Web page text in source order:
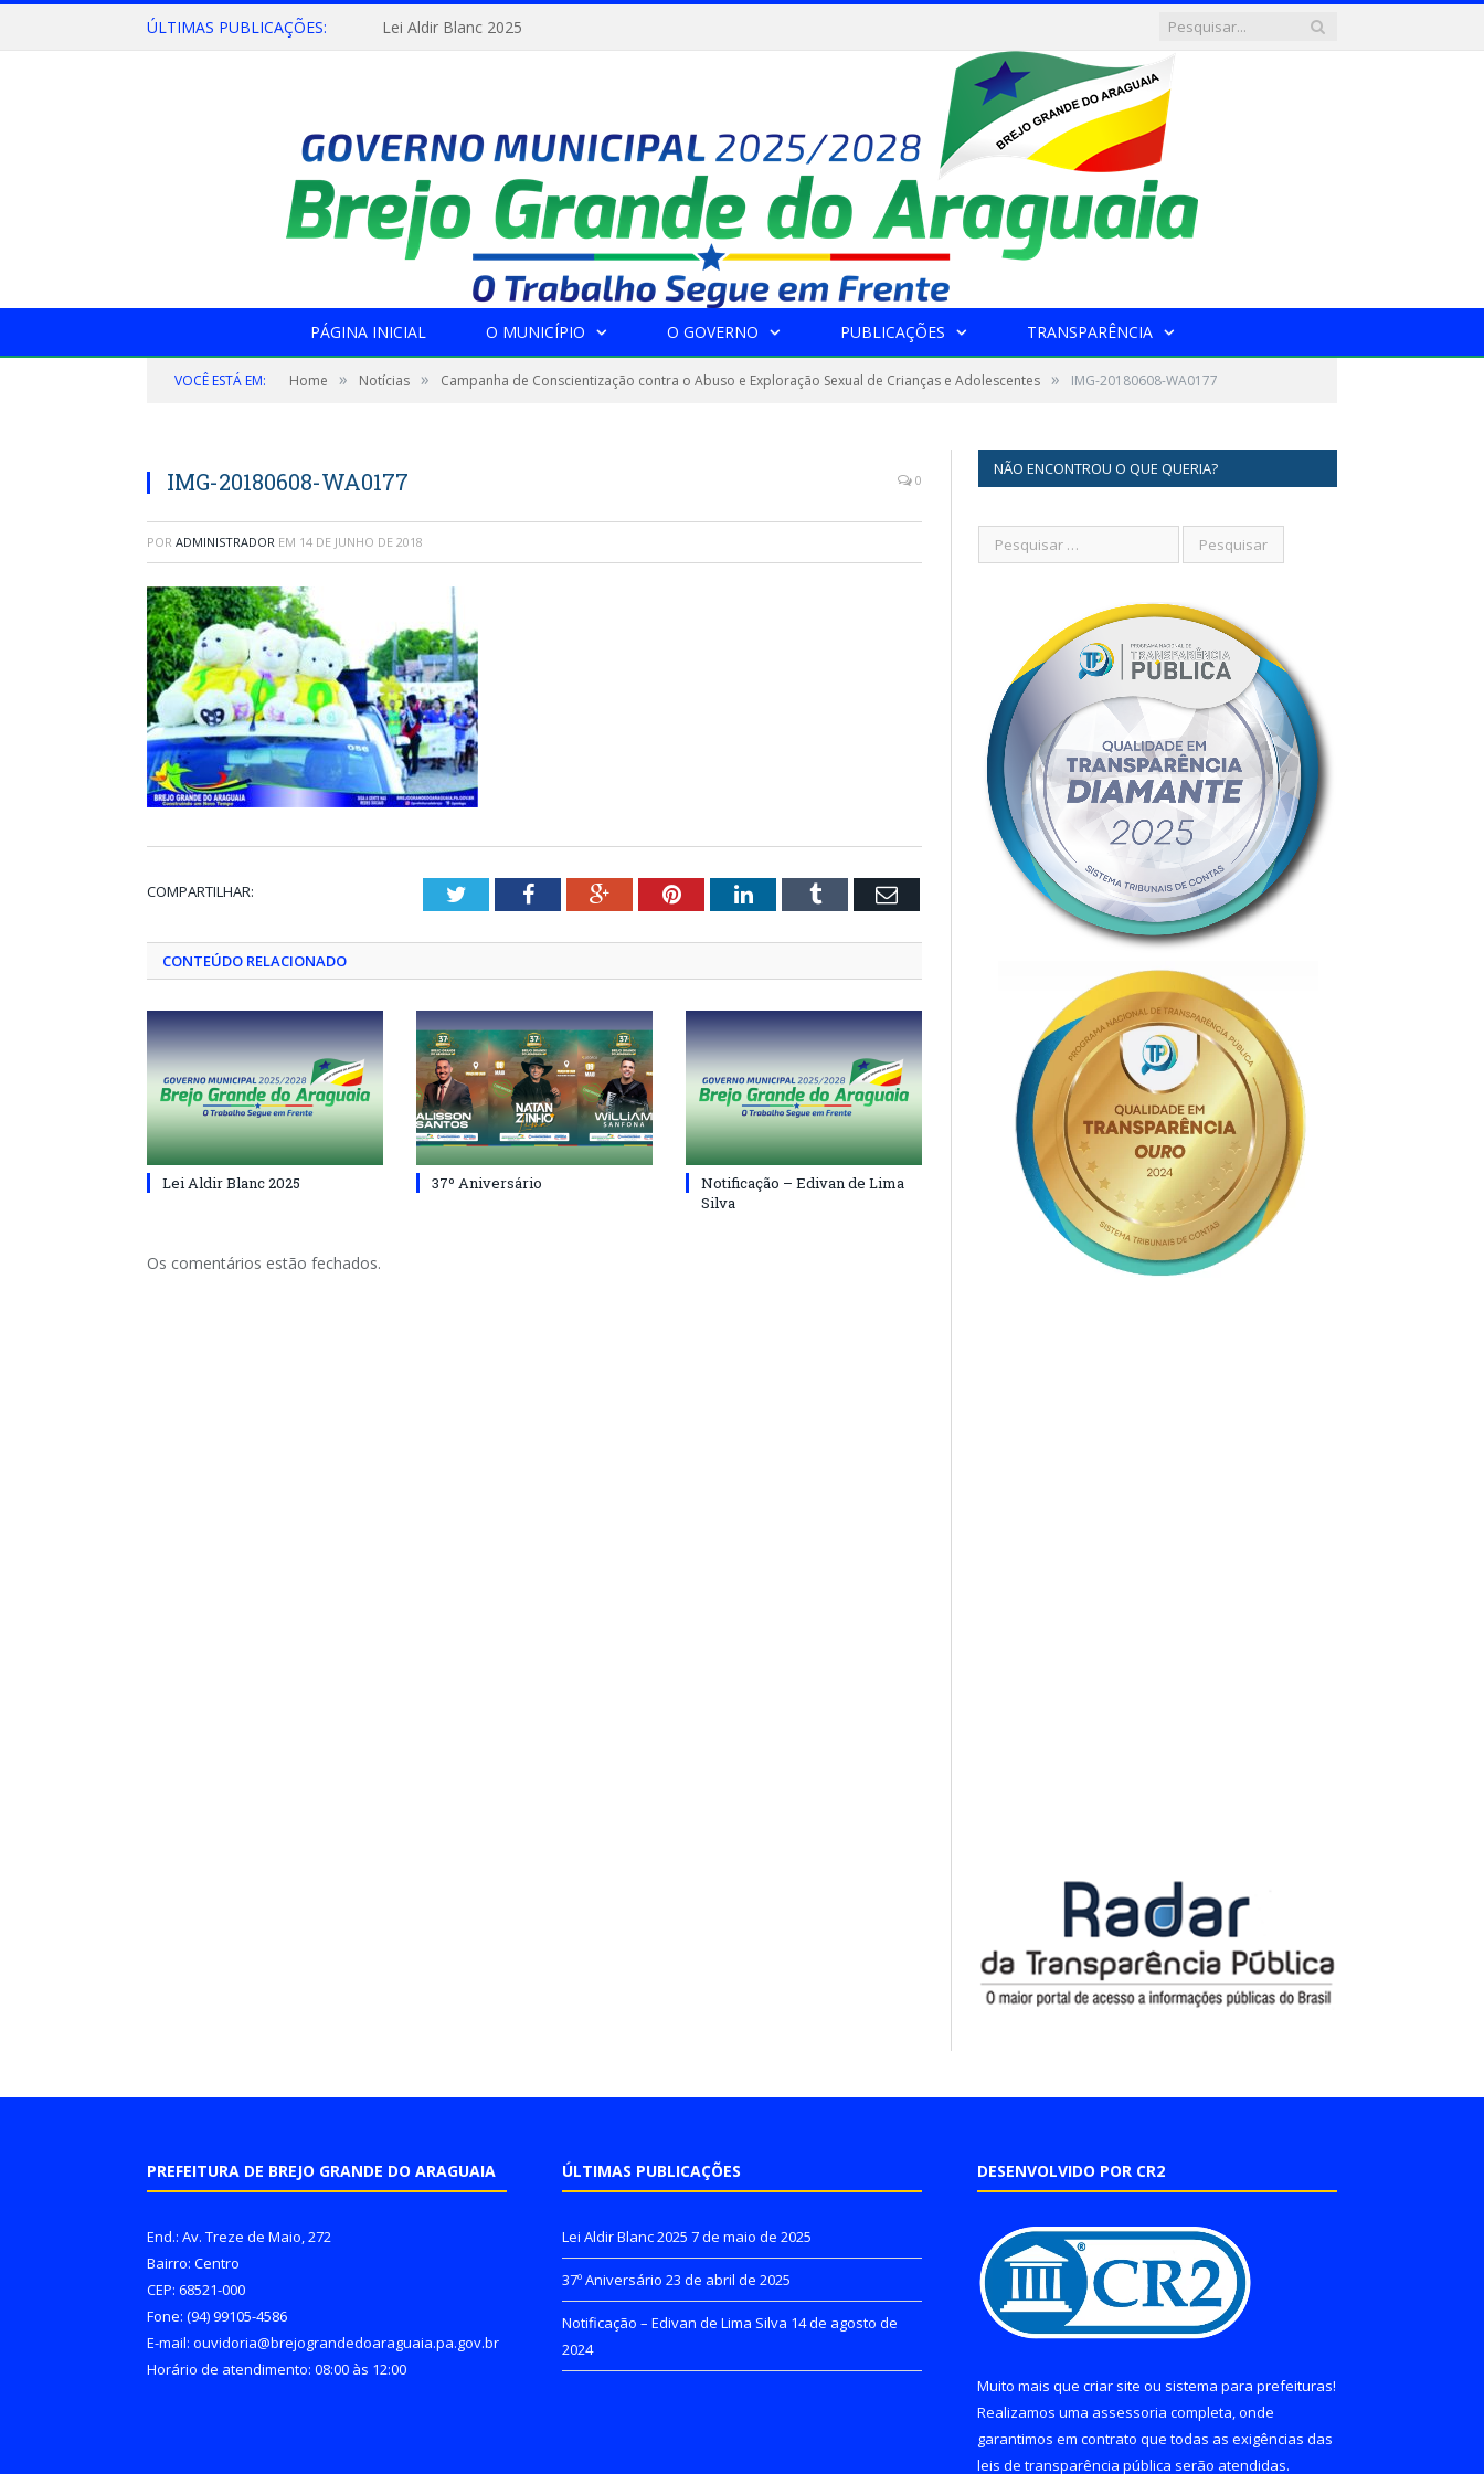
ÚLTIMAS PUBLICAÇÕES: Lei Aldir Blanc 2025
PÁGINA INICIAL O MUNICÍPIO O GOVERNO PUBLICAÇÕES TRANSPARÊNCIA
VOCÊ ESTÁ EM: Home » Notícias » Campanha de Conscientização contra o Abuso e Exploração Sexual de Crianças e Adolescentes » IMG-20180608-WA0177
IMG-20180608-WA0177 0
POR ADMINISTRADOR EM 14 DE JUNHO DE 2018
COMPARTILHAR: TwitterFacebookGoogle+PinterestLinkedInTumblr Email
CONTEÚDO RELACIONADO
Lei Aldir Blanc 2025 37º Aniversário
Notificação – Edivan de Lima
Silva
Os comentários estão fechados.
NÃO ENCONTROU O QUE QUERIA?
PREFEITURA DE BREJO GRANDE DO ARAGUAIA
End.: Av. Treze de Maio, 272
Bairro: Centro
CEP: 68521-000
Fone: (94) 99105-4586
E-mail: ouvidoria@brejograndedoaraguaia.pa.gov.br
Horário de atendimento: 08:00 às 12:00
ÚLTIMAS PUBLICAÇÕES
Lei Aldir Blanc 2025 7 de maio de 2025
37º Aniversário 23 de abril de 2025
Notificação – Edivan de Lima Silva 14 de agosto de
2024
DESENVOLVIDO POR CR2
Muito mais que criar site ou sistema para prefeituras!
Realizamos uma assessoria completa, onde
garantimos em contrato que todas as exigências das
leis de transparência pública serão atendidas.